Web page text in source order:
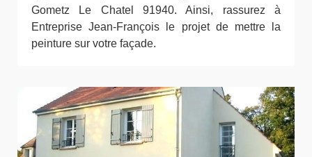
Gometz Le Chatel 91940. Ainsi, rassurez à
Entreprise Jean-François le projet de mettre la
peinture sur votre façade.